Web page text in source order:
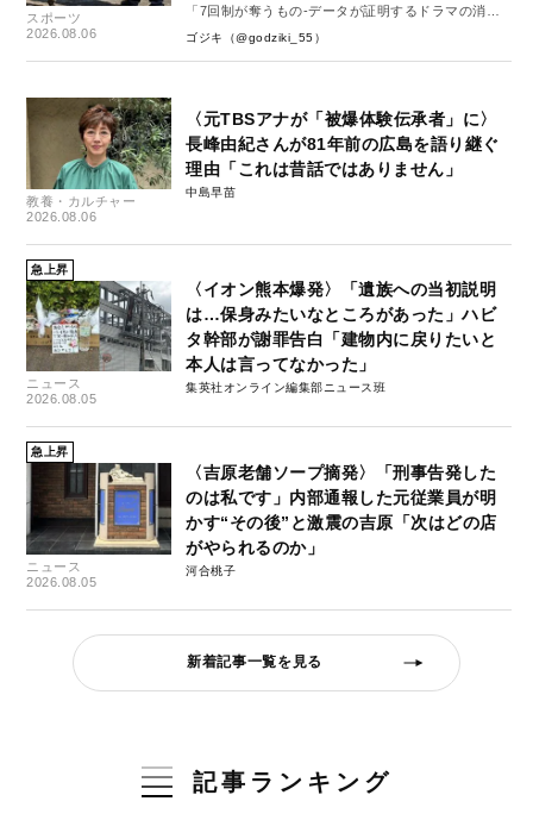
スポーツ
2026.08.06
「7回制が奪うもの-データが証明するドラマの消
失-」
ゴジキ（@godziki_55）
教養・カルチャー
2026.08.06
〈元TBSアナが「被爆体験伝承者」に〉
長峰由紀さんが81年前の広島を語り継ぐ
理由「これは昔話ではありません」
中島早苗
急上昇
ニュース
2026.08.05
〈イオン熊本爆発〉「遺族への当初説明
は…保身みたいなところがあった」ハビ
タ幹部が謝罪告白「建物内に戻りたいと
本人は言ってなかった」
集英社オンライン編集部ニュース班
急上昇
ニュース
2026.08.05
〈吉原老舗ソープ摘発〉「刑事告発した
のは私です」内部通報した元従業員が明
かす“その後”と激震の吉原「次はどの店
がやられるのか」
河合桃子
新着記事一覧を見る
記事ランキング